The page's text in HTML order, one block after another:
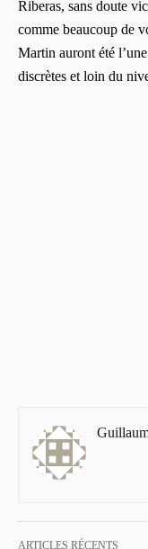
Riberas, sans doute
comme beaucoup de
Martin auront été
discrètes et loin du
ARTICLES RÉCENTS